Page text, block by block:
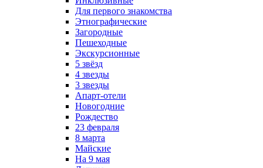
Для первого знакомства
Этнографические
Загородные
Пешеходные
Экскурсионные
5 звёзд
4 звезды
3 звезды
Апарт-отели
Новогодние
Рождество
23 февраля
8 марта
Майские
На 9 мая